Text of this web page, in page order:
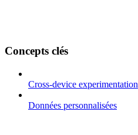
Concepts clés
Cross-device experimentation
Données personnalisées